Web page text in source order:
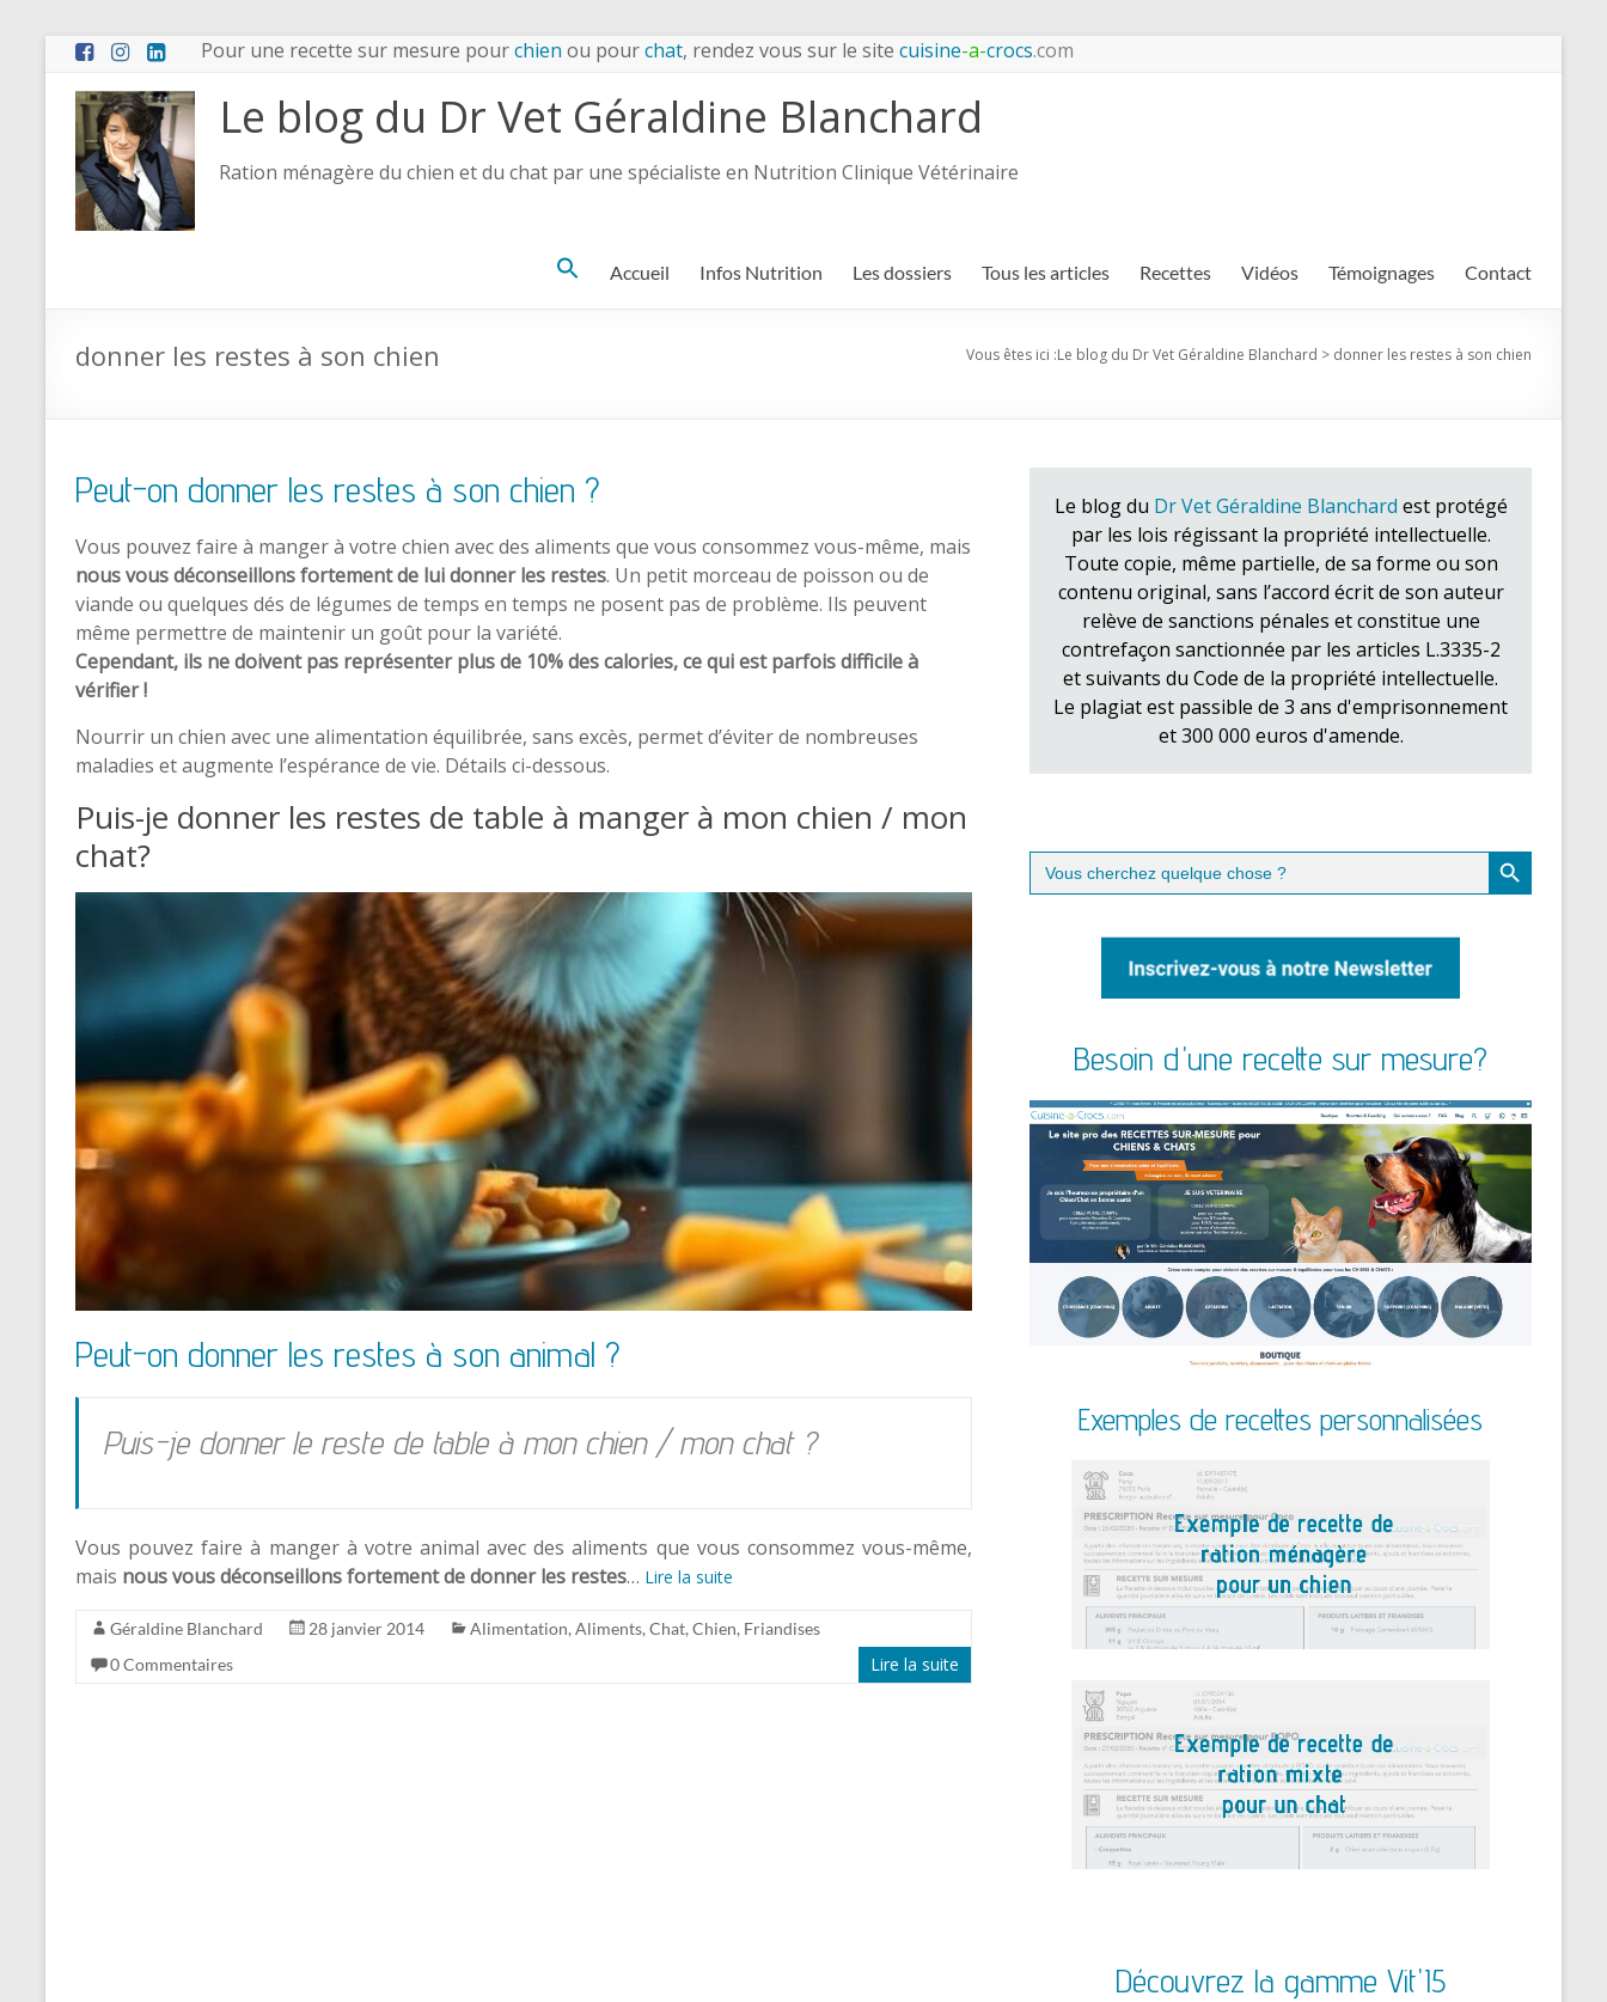
Pour une recette sur mesure pourchien ou pourchat, rendez vous sur le site cuisine-a-crocs.com
Le blog du Dr Vet Géraldine Blanchard
Ration ménagère du chien et du chat par une spécialiste en Nutrition Clinique Vétérinaire
Search Accueil Infos Nutrition Les dossiers Tous les articles Recettes Vidéos Témoignages Contact
donner les restes à son chien Vous êtes ici :Le blog du Dr Vet Géraldine Blanchard > donner les restes à son chien
Peut-on donner les restes à son chien ?
Vous pouvez faire à manger à votre chien avec des aliments que vous consommez vous-même, mais
nous vous déconseillons fortement de lui donner les restes. Un petit morceau de poisson ou de
viande ou quelques dés de légumes de temps en temps ne posent pas de problème. Ils peuvent
même permettre de maintenir un goût pour la variété.
Cependant, ils ne doivent pas représenter plus de 10% des calories, ce qui est parfois difficile à
vérifier !
Nourrir un chien avec une alimentation équilibrée, sans excès, permet d’éviter de nombreuses
maladies et augmente l’espérance de vie. Détails ci-dessous.
Puis-je donner les restes de table à manger à mon chien / mon
chat?
Peut-on donner les restes à son animal ?
Puis-je donner le reste de table à mon chien / mon chat ?
Vous pouvez faire à manger à votre animal avec des aliments que vous consommez vous-même,
mais nous vous déconseillons fortement de donner les restes… Lire la suite
Géraldine Blanchard 28 janvier 2014 Alimentation, Aliments, Chat, Chien, Friandises
0 Commentaires
Lire la suite
Le blog du Dr Vet Géraldine Blanchard est protégé
par les lois régissant la propriété intellectuelle.
Toute copie, même partielle, de sa forme ou son
contenu original, sans l’accord écrit de son auteur
relève de sanctions pénales et constitue une
contrefaçon sanctionnée par les articles L.3335-2
et suivants du Code de la propriété intellectuelle.
Le plagiat est passible de 3 ans d'emprisonnement
et 300 000 euros d'amende.
Search
for:
Search Button
Besoin d'une recette sur mesure?
Exemples de recettes personnalisées
Découvrez la gamme Vit'I5